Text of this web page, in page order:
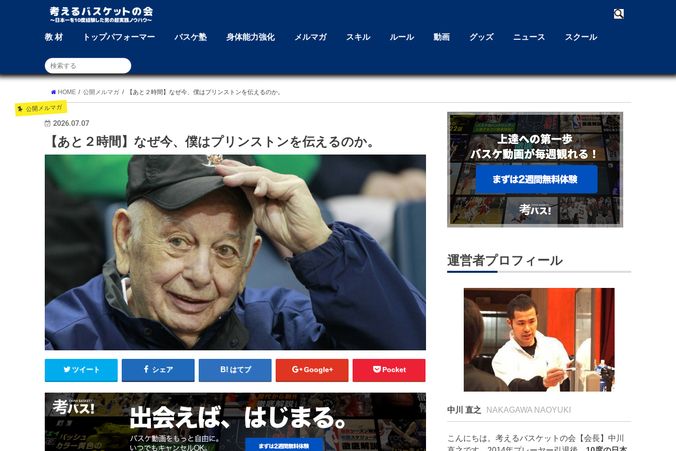
教 材 トップパフォーマー バスケ塾 身体能力強化 メルマガ スキル ルール 動画 グッズ ニュース スクール
HOME 公開メルマガ 【あと２時間】なぜ今、僕はプリンストンを伝えるのか。
公開メルマガ
2026.07.07
【あと２時間】なぜ今、僕はプリンストンを伝えるのか。
ツイート シェア はてブ Google+ Pocket
運営者プロフィール
中川 直之 NAKAGAWA NAOYUKI
こんにちは。考えるバスケットの会【会長】中川